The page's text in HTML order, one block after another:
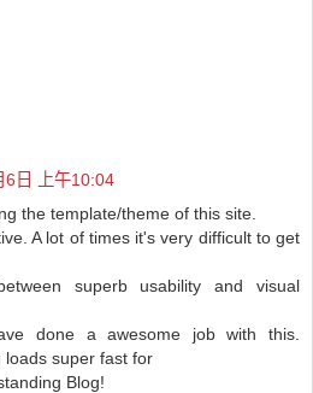
6日 上午10:04
the template/theme of this site.
A lot of times it's very difficult to get
superb usability and visual
done a awesome job with this.
loads super fast for
Blog!